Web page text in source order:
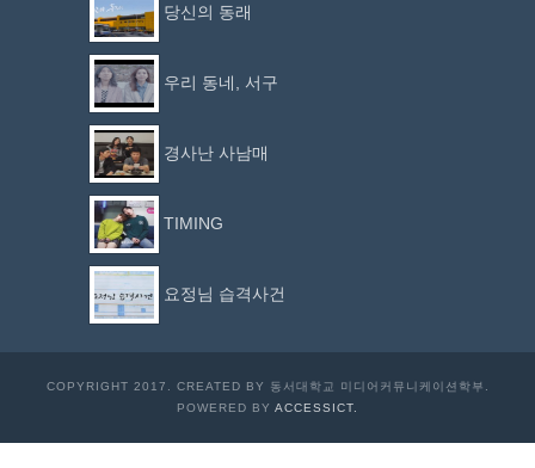
당신의 동래
우리 동네, 서구
경사난 사남매
TIMING
요정님 습격사건
COPYRIGHT 2017. CREATED BY 동서대학교 미디어커뮤니케이션학부.
POWERED BY ACCESSICT.